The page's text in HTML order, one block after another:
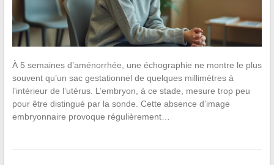
À 5 semaines d’aménorrhée, une échographie ne montre le plus
souvent qu’un sac gestationnel de quelques millimètres à
l’intérieur de l’utérus. L’embryon, à ce stade, mesure trop peu
pour être distingué par la sonde. Cette absence d’image
embryonnaire provoque régulièrement…